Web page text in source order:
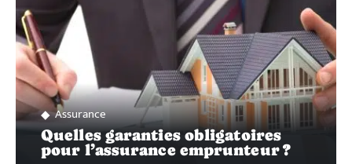
Assurance
Quelles garanties obligatoires
pour l’assurance emprunteur ?